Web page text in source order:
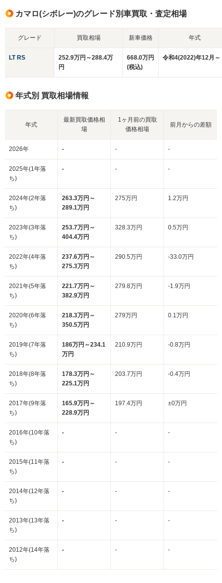
カマロ(シボレー)のグレード別車買取・査定相場
グレード 買取相場 新車価格 年式
LT RS
252.9万円～288.4万
円
668.0万円
(税込)
令和4(2022)年12月～
年式別 買取相場情報
年式
最新買取価格相
場
1ヶ月前の買取
価格相場
前月からの差額
2026年 - - -
2025年(1年落
ち)
- - -
2024年(2年落
ち)
263.3万円～
289.1万円
275万円 1.2万円
2023年(3年落
ち)
253.7万円～
404.4万円
328.3万円 0.5万円
2022年(4年落
ち)
237.6万円～
275.3万円
290.5万円 -33.0万円
2021年(5年落
ち)
221.7万円～
382.9万円
279.8万円 -1.9万円
2020年(6年落
ち)
218.3万円～
350.5万円
279万円 0.1万円
2019年(7年落
ち)
186万円～234.1
万円
210.9万円 -0.8万円
2018年(8年落
ち)
178.3万円～
225.1万円
203.7万円 -0.4万円
2017年(9年落
ち)
165.9万円～
228.9万円
197.4万円 ±0万円
2016年(10年落
ち)
- - -
2015年(11年落
ち)
- - -
2014年(12年落
ち)
- - -
2013年(13年落
ち)
- - -
2012年(14年落
ち)
- - -